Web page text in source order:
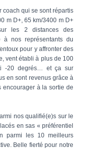
coach qui se sont répartis
m D+, 65 km/3400 m D+
les 2 distances des
à nos représentants du
pour y affronter des
vent établi à plus de 100
-20 degrés… et ça sur
en sont revenus grâce à
encourager à la sortie de
nos qualifié(e)s sur le
en sas « préférentiel
parmi les 10 meilleurs
Belle fierté pour notre